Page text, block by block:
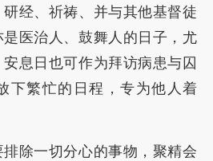
经、祈祷、并与其他基督徒
医治人、鼓舞人的日子，尤
息日也可作为拜访病患与囚
下繁忙的日程，专为他人着
除一切分心的事物，聚精会